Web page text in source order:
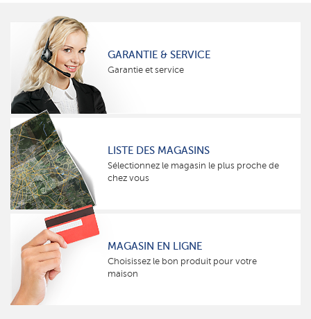
GARANTIE & SERVICE
Garantie et service
LISTE DES MAGASINS
Sélectionnez le magasin le plus proche de
chez vous
MAGASIN EN LIGNE
Choisissez le bon produit pour votre
maison